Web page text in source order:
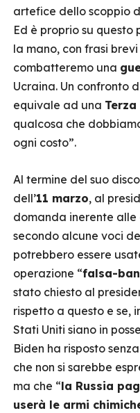
artefice dello scoppio
Ed è proprio su
la mano, con frasi brevi
combatteremo una
Ucraina. Un confronto
equivale ad una
qualcosa che
ogni costo”.
Al termine del suo
dell’11 marzo, al
domanda inerente alle
secondo alcune voci
potrebbero essere
operazione “falsa-
stato chiesto al
rispetto a questo e se,
Stati Uniti siano in
Biden ha risposto
che non si sarebbe
ma che “la Russia
userà le armi